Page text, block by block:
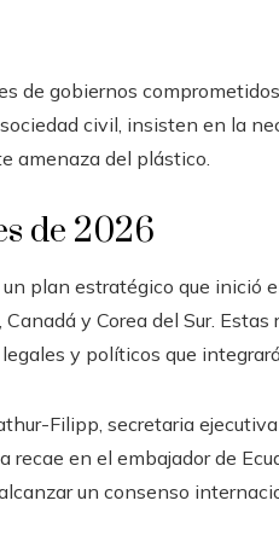
de gobiernos
civil, insisten en la
amenaza del plástico.
de 2026
plan estratégico que inició
y Corea del Sur.
y políticos que
Filipp, secretaria
en el embajador de
un consenso